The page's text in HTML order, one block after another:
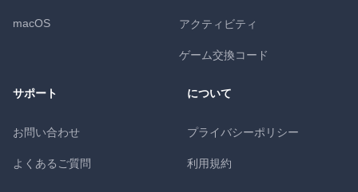
macOS アクティビティ
ゲーム交換コード
サポート
お問い合わせ
よくあるご質問
について
プライバシーポリシー
利用規約